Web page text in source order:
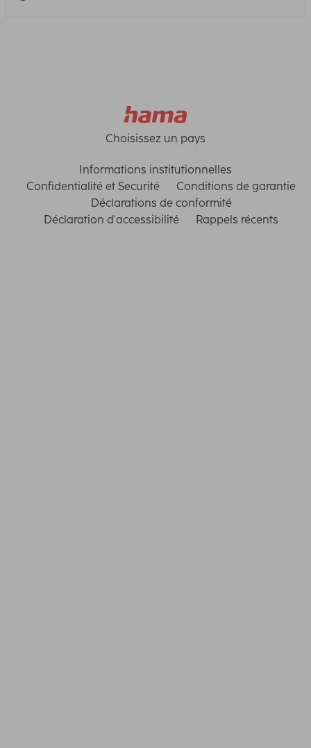
Choisissez un pays
Informations institutionnelles
Confidentialité et Securité
Conditions de garantie
Déclarations de conformité
Déclaration d'accessibilité
Rappels récents